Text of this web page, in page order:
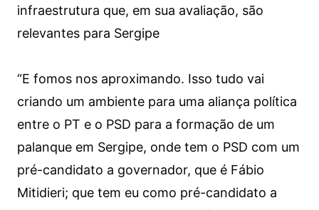
infraestrutura que, em sua avaliação, são
relevantes para Sergipe
“E fomos nos aproximando. Isso tudo vai
criando um ambiente para uma aliança política
entre o PT e o PSD para a formação de um
palanque em Sergipe, onde tem o PSD com um
pré-candidato a governador, que é Fábio
Mitidieri; que tem eu como pré-candidato a